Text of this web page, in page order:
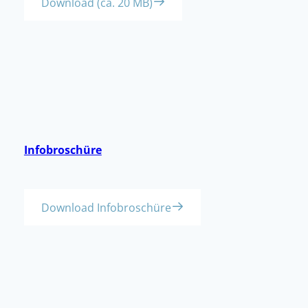
Infobroschüre
Download Infobroschüre